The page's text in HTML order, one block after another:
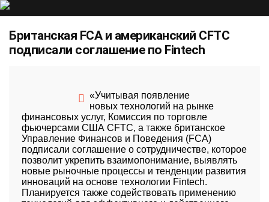
Британская FCA и американский CFTC
подписали соглашение по Fintech
«Учитывая появление
новых технологий на рынке
финансовых услуг, Комиссия по торговле
фьючерсами США CFTC, а также британское
Управление Финансов и Поведения (FCA)
подписали соглашение о сотрудничестве, которое
позволит укрепить взаимопонимание, выявлять
новые рыночные процессы и тенденции развития
инноваций на основе технологии Fintech.
Планируется также содействовать применению